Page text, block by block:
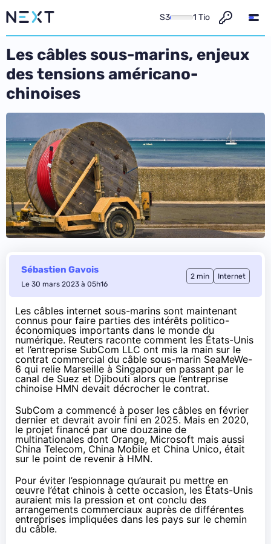
S3 1 Tio
Les câbles sous-marins, enjeux
des tensions américano-
chinoises
Sébastien Gavois
Le 30 mars 2023 à 05h16
2 min Internet
Les câbles internet sous-marins sont maintenant
connus pour faire parties des intérêts politico-
économiques importants dans le monde du
numérique. Reuters raconte comment les États-Unis
et l’entreprise SubCom LLC ont mis la main sur le
contrat commercial du câble sous-marin SeaMeWe-
6 qui relie Marseille à Singapour en passant par le
canal de Suez et Djibouti alors que l’entreprise
chinoise HMN devait décrocher le contrat.
SubCom a commencé à poser les câbles en février
dernier et devrait avoir fini en 2025. Mais en 2020,
le projet financé par une douzaine de
multinationales dont Orange, Microsoft mais aussi
China Telecom, China Mobile et China Unico, était
sur le point de revenir à HMN.
Pour éviter l’espionnage qu’aurait pu mettre en
œuvre l’état chinois à cette occasion, les États-Unis
auraient mis la pression et ont conclu des
arrangements commerciaux auprès de différentes
entreprises impliquées dans les pays sur le chemin
du câble.